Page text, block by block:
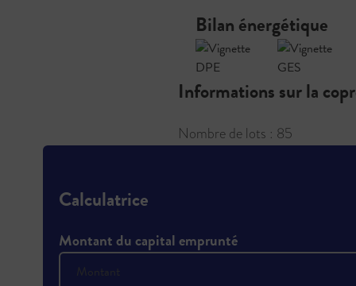
Bilan énergétique
Informations sur la
Nombre de lots : 85
Calculatrice
Montant du capital emprunté